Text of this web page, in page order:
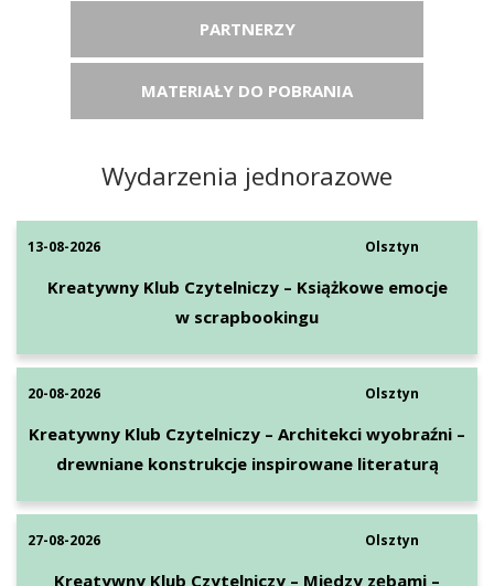
PARTNERZY
MATERIAŁY DO POBRANIA
Wydarzenia jednorazowe
13-08-2026 Olsztyn
Kreatywny Klub Czytelniczy – Książkowe emocje
w scrapbookingu
20-08-2026 Olsztyn
Kreatywny Klub Czytelniczy – Architekci wyobraźni –
drewniane konstrukcje inspirowane literaturą
27-08-2026 Olsztyn
Kreatywny Klub Czytelniczy – Między zębami –